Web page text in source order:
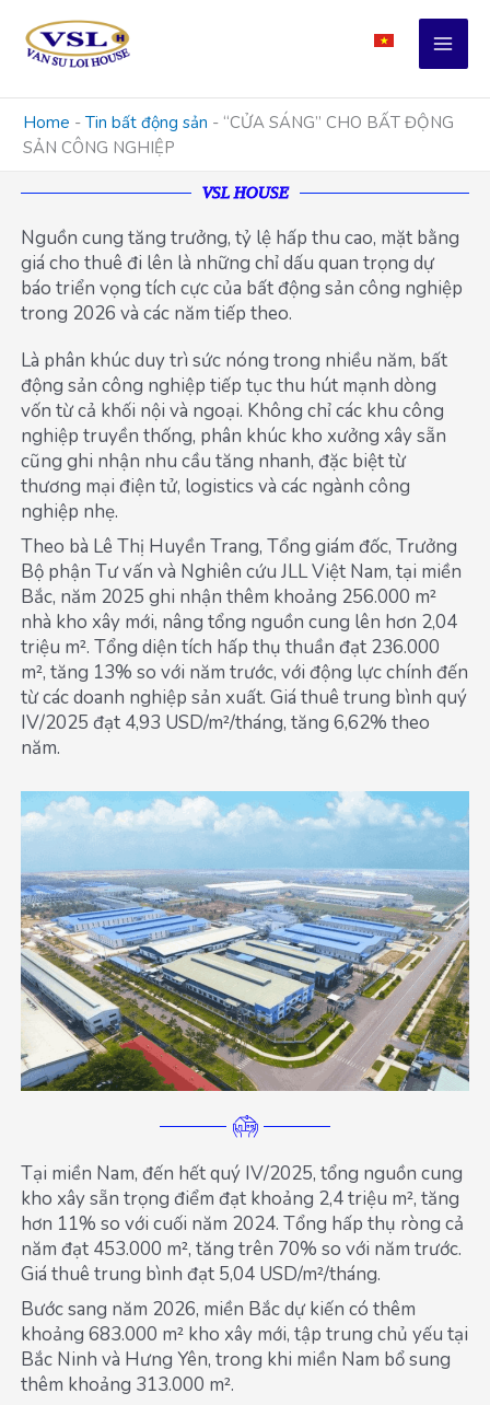
content
Home - Tin bất động sản - “CỬA SÁNG” CHO BẤT ĐỘNG
SẢN CÔNG NGHIỆP
VSL HOUSE
Nguồn cung tăng trưởng, tỷ lệ hấp thu cao, mặt bằng
giá cho thuê đi lên là những chỉ dấu quan trọng dự
báo triển vọng tích cực của bất động sản công nghiệp
trong 2026 và các năm tiếp theo.
Là phân khúc duy trì sức nóng trong nhiều năm, bất
động sản công nghiệp tiếp tục thu hút mạnh dòng
vốn từ cả khối nội và ngoại. Không chỉ các khu công
nghiệp truyền thống, phân khúc kho xưởng xây sẵn
cũng ghi nhận nhu cầu tăng nhanh, đặc biệt từ
thương mại điện tử, logistics và các ngành công
nghiệp nhẹ.
Theo bà Lê Thị Huyền Trang, Tổng giám đốc, Trưởng
Bộ phận Tư vấn và Nghiên cứu JLL Việt Nam, tại miền
Bắc, năm 2025 ghi nhận thêm khoảng 256.000 m²
nhà kho xây mới, nâng tổng nguồn cung lên hơn 2,04
triệu m². Tổng diện tích hấp thụ thuần đạt 236.000
m², tăng 13% so với năm trước, với động lực chính đến
từ các doanh nghiệp sản xuất. Giá thuê trung bình quý
IV/2025 đạt 4,93 USD/m²/tháng, tăng 6,62% theo
năm.
Tại miền Nam, đến hết quý IV/2025, tổng nguồn cung
kho xây sẵn trọng điểm đạt khoảng 2,4 triệu m², tăng
hơn 11% so với cuối năm 2024. Tổng hấp thụ ròng cả
năm đạt 453.000 m², tăng trên 70% so với năm trước.
Giá thuê trung bình đạt 5,04 USD/m²/tháng.
Bước sang năm 2026, miền Bắc dự kiến có thêm
khoảng 683.000 m² kho xây mới, tập trung chủ yếu tại
Bắc Ninh và Hưng Yên, trong khi miền Nam bổ sung
thêm khoảng 313.000 m².